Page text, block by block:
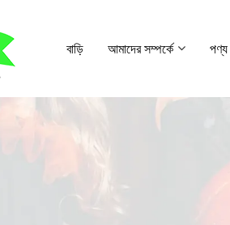
বাড়ি আমাদের সম্পর্কে পণ্য